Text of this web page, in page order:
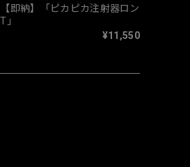
【即納】「ピカピカ注射器ロン
T」
¥11,550